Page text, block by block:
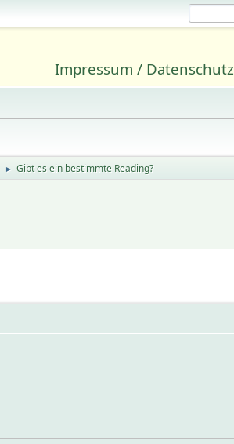
Impressum / Datenschutz
► Gibt es ein bestimmte Reading?